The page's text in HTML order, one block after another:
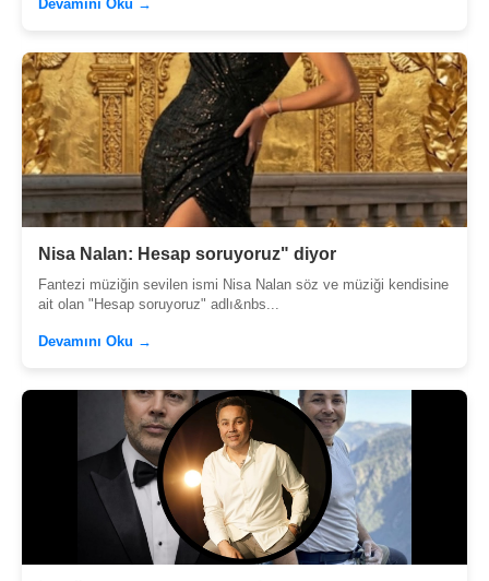
Devamını Oku →
Nisa Nalan: Hesap soruyoruz" diyor
Fantezi müziğin sevilen ismi Nisa Nalan söz ve müziği kendisine
ait olan "Hesap soruyoruz" adlı&nbs...
Devamını Oku →